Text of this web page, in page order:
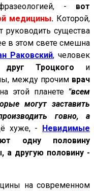
- вот
медицины. Которой,
руководить существа
в этом свете смешна
Раковский, человек
друг Троцкого и
между прочим врач
этой планете "всем
могут заставить
говно, а
хуже, -
Невидимые
одну половину
а другую половину -
на современном